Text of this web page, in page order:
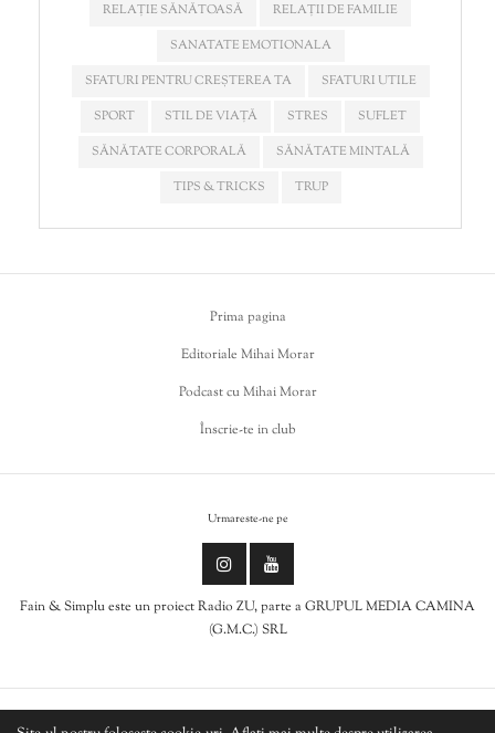
RELAȚIE SĂNĂTOASĂ
RELAȚII DE FAMILIE
SANATATE EMOTIONALA
SFATURI PENTRU CREȘTEREA TA
SFATURI UTILE
SPORT
STIL DE VIAȚĂ STRES
SUFLET
SĂNĂTATE CORPORALĂ
SĂNĂTATE MINTALĂ
TIPS & TRICKS
TRUP
Prima pagina
Editoriale Mihai Morar
Podcast cu Mihai Morar
Înscrie-te in club
Urmareste-ne pe
Fain & Simplu este un proiect Radio ZU, parte a GRUPUL MEDIA CAMINA
(G.M.C.) SRL